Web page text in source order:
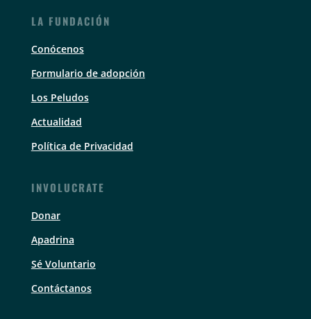
LA FUNDACIÓN
Conócenos
Formulario de adopción
Los Peludos
Actualidad
Política de Privacidad
INVOLUCRATE
Donar
Apadrina
Sé Voluntario
Contáctanos